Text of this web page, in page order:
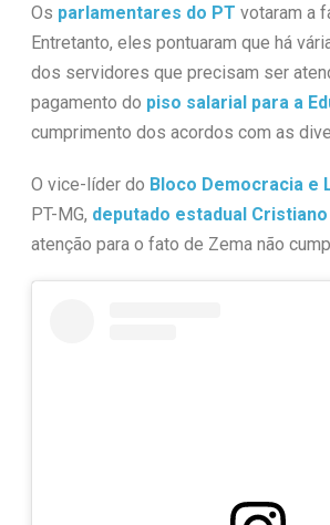
Os parlamentares do PT votaram a
Entretanto, eles pontuaram que há
dos servidores que precisam ser
pagamento do piso salarial para a
cumprimento dos acordos com as
O vice-líder do Bloco Democracia e
PT-MG, deputado estadual
atenção para o fato de Zema não